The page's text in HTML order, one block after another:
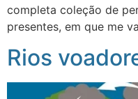
completa coleção de
presentes, em que me
Rios